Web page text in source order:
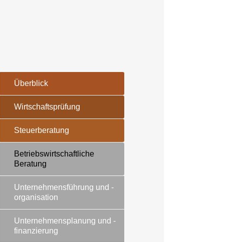
Überblick
Wirtschaftsprüfung
Steuerberatung
Betriebswirtschaftliche
Beratung
Unternehmensführung und -
organisation
Unternehmensplanung und -
finanzierung